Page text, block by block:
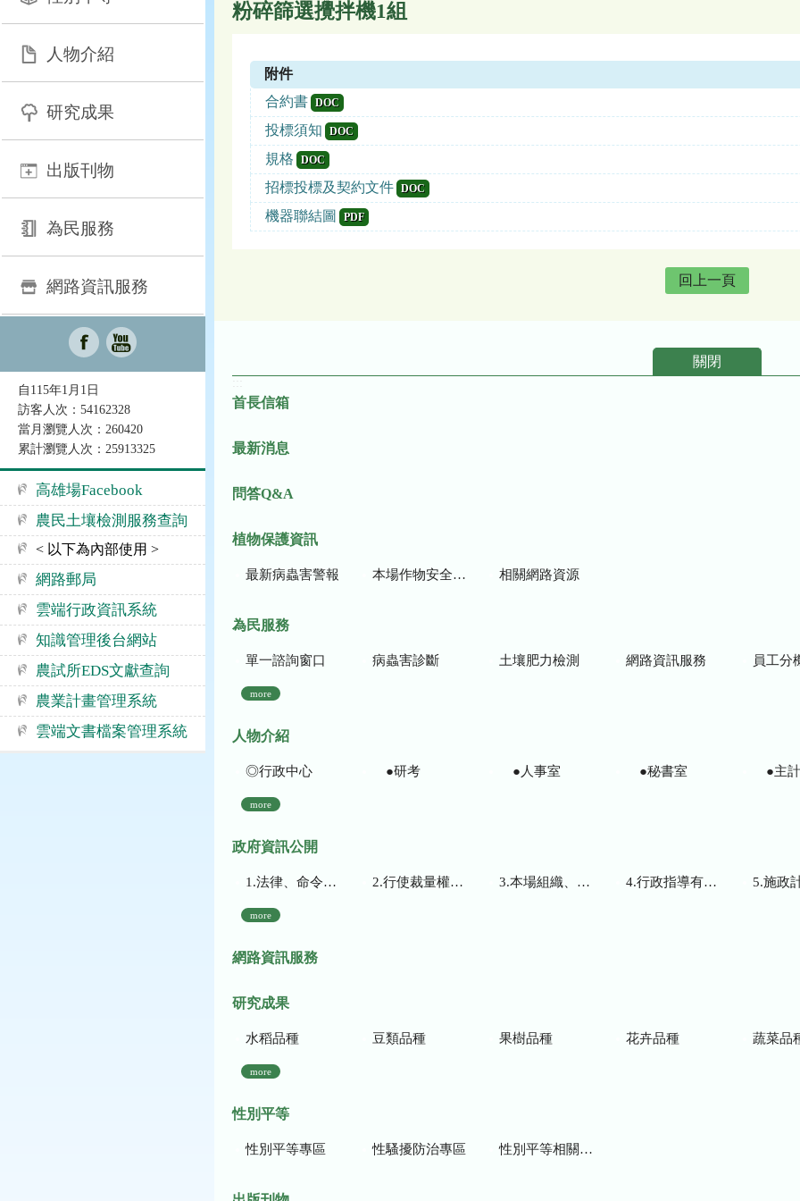
人物介紹
研究成果
出版刊物
為民服務
網路資訊服務
自115年1月1日
訪客人次：54162328
當月瀏覽人次：260420
累計瀏覽人次：25913325
高雄場Facebook
農民土壤檢測服務查詢
< 以下為內部使用 >
網路郵局
雲端行政資訊系統
知識管理後台網站
農試所EDS文獻查詢
農業計畫管理系統
雲端文書檔案管理系統
粉碎篩選攪拌機1組
附件
合約書 DOC
投標須知 DOC
規格 DOC
招標投標及契約文件 DOC
機器聯結圖 PDF
回上一頁
關閉
首長信箱
最新消息
問答Q&A
植物保護資訊
最新病蟲害警報 本場作物安全用藥資訊 相關網路資源
為民服務
單一諮詢窗口 病蟲害診斷 土壤肥力檢測 網路資訊服務 員工分
more
人物介紹
◎行政中心 ●研考 ●人事室 ●秘書室 ●主
more
政府資訊公開
1.法律、命令、法規命令 2.行使裁量權而訂頒之解釋性規定及裁量基準 3.本場組織、職掌及聯絡資訊 4.行政指導有關文書 5.施政計畫、業務統
more
網路資訊服務
研究成果
水稻品種 豆類品種 果樹品種 花卉品種 蔬菜品
more
性別平等
性別平等專區 性騷擾防治專區 性別平等相關網站